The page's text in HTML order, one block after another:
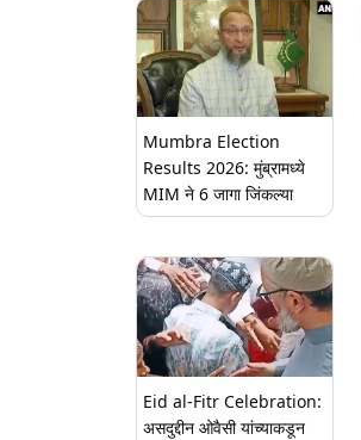
Mumbra Election
Results 2026: मुंब्रामध्ये
MIM ने 6 जागा जिंकल्या
Eid al-Fitr Celebration:
असदुद्दीन ओवैसी यांच्याकडून